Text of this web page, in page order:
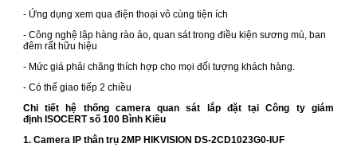
- Ứng dụng xem qua điện thoại vô cùng tiện ích
- Công nghệ lập hàng rào ảo, quan sát trong điều kiện sương mù, ban
đêm rất hữu hiệu
- Mức giá phải chăng thích hợp cho mọi đối tượng khách hàng.
- Có thể giao tiếp 2 chiều
Chi tiết hệ thống camera quan sát lắp đặt tại Công ty giám
định ISOCERT số 100 Bình Kiều
1. Camera IP thân trụ 2MP HIKVISION DS-2CD1023G0-IUF